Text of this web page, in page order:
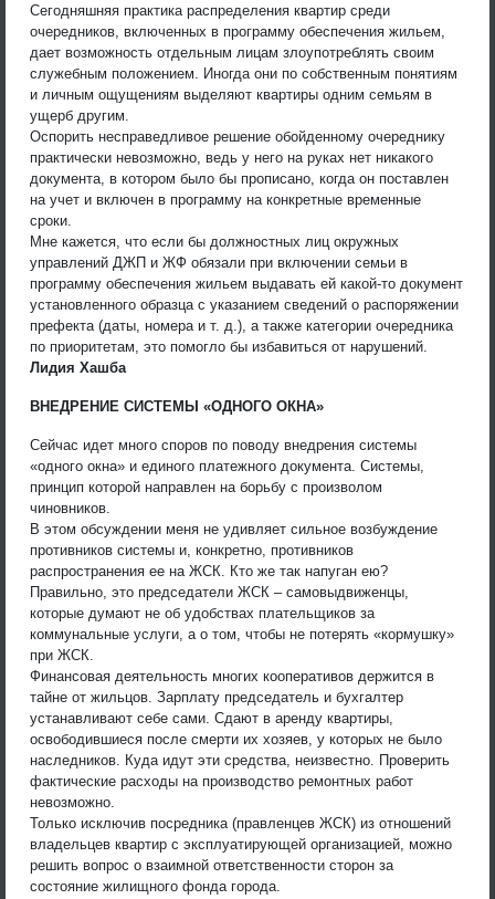
Сегодняшняя практика распределения квартир среди
очередников, включенных в программу обеспечения жильем,
дает возможность отдельным лицам злоупотреблять своим
служебным положением. Иногда они по собственным понятиям
и личным ощущениям выделяют квартиры одним семьям в
ущерб другим.
Оспорить несправедливое решение обойденному очереднику
практически невозможно, ведь у него на руках нет никакого
документа, в котором было бы прописано, когда он поставлен
на учет и включен в программу на конкретные временные
сроки.
Мне кажется, что если бы должностных лиц окружных
управлений ДЖП и ЖФ обязали при включении семьи в
программу обеспечения жильем выдавать ей какой-то документ
установленного образца с указанием сведений о распоряжении
префекта (даты, номера и т. д.), а также категории очередника
по приоритетам, это помогло бы избавиться от нарушений.
Лидия Хашба
ВНЕДРЕНИЕ СИСТЕМЫ «ОДНОГО ОКНА»
Сейчас идет много споров по поводу внедрения системы
«одного окна» и единого платежного документа. Системы,
принцип которой направлен на борьбу с произволом
чиновников.
В этом обсуждении меня не удивляет сильное возбуждение
противников системы и, конкретно, противников
распространения ее на ЖСК. Кто же так напуган ею?
Правильно, это председатели ЖСК – самовыдвиженцы,
которые думают не об удобствах плательщиков за
коммунальные услуги, а о том, чтобы не потерять «кормушку»
при ЖСК.
Финансовая деятельность многих кооперативов держится в
тайне от жильцов. Зарплату председатель и бухгалтер
устанавливают себе сами. Сдают в аренду квартиры,
освободившиеся после смерти их хозяев, у которых не было
наследников. Куда идут эти средства, неизвестно. Проверить
фактические расходы на производство ремонтных работ
невозможно.
Только исключив посредника (правленцев ЖСК) из отношений
владельцев квартир с эксплуатирующей организацией, можно
решить вопрос о взаимной ответственности сторон за
состояние жилищного фонда города.